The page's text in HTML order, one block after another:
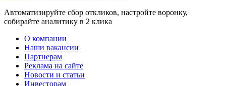
Автоматизируйте сбор откликов, настройте воронку,
собирайте аналитику в 2 клика
О компании
Наши вакансии
Партнерам
Реклама на сайте
Новости и статьи
Инвесторам